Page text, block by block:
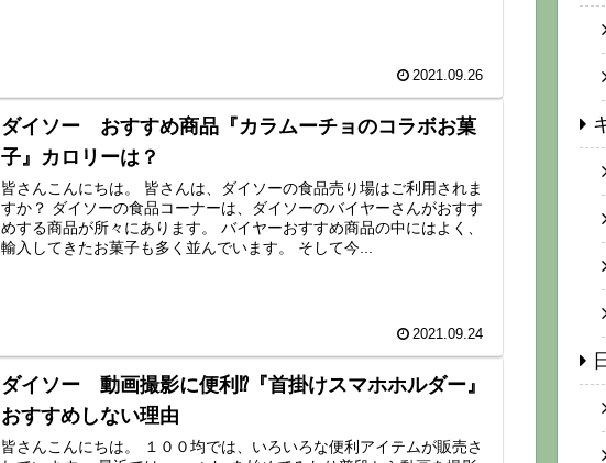
2021.09.26
ダイソー おすすめ商品『カラムーチョのコラボお菓
子』カロリーは？
皆さんこんにちは。 皆さんは、ダイソーの食品売り場はご利用されま
すか？ ダイソーの食品コーナーは、ダイソーのバイヤーさんがおすす
めする商品が所々にあります。 バイヤーおすすめ商品の中にはよく、
輸入してきたお菓子も多く並んでいます。 そして今...
2021.09.24
ダイソー 動画撮影に便利⁉『首掛けスマホホルダー』
おすすめしない理由
皆さんこんにちは。 １００均では、いろいろな便利アイテムが販売さ